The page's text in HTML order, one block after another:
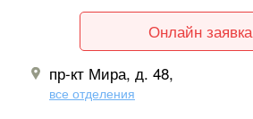
Онлайн заявка
пр-кт Мира, д. 48,
все отделения